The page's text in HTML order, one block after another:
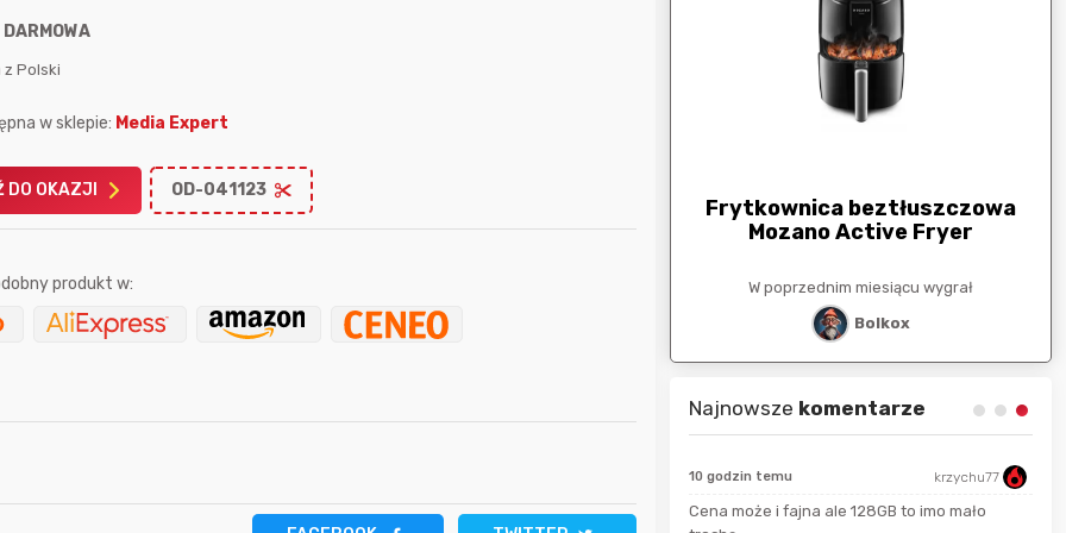
DARMOWA
z Polski
w sklepie: Media Expert
DO OKAZJI OD-041123
produkt w:
Karta podarunkowa
Allegro 150zł
Frytkownica beztłuszczowa
Mozano Active Fryer
W poprzednim miesiącu wygrał
Bolkox
Najnowsze komentarze
Bolkox 6 minut temu
10 godzin temu krzychu77
Cena może i fajna ale 128GB to imo mało